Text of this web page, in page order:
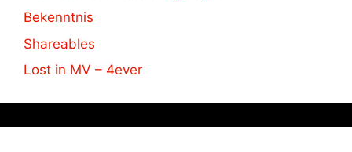
Bekenntnis
Shareables
Lost in MV – 4ever